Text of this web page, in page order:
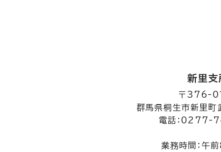
新里支
〒376-
群馬県桐生市新里
電話：0277-
業務時間：午